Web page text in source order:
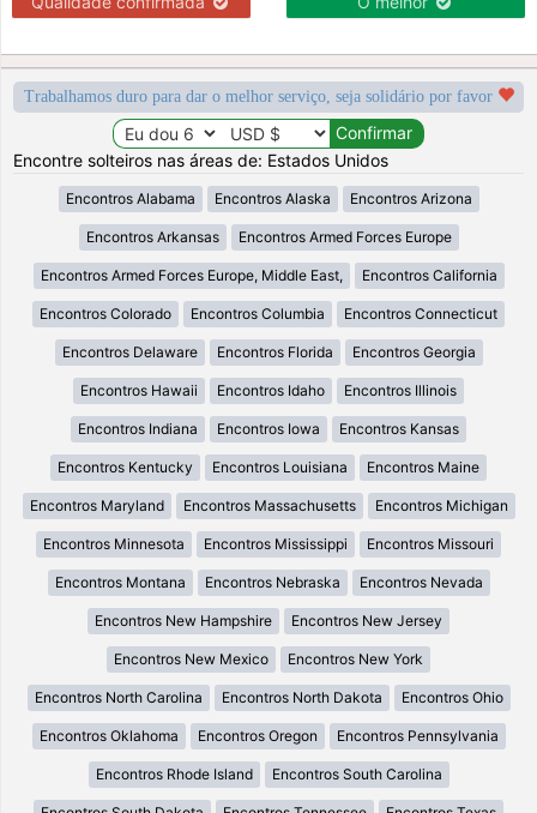
Trabalhamos duro para dar o melhor serviço, seja solidário por favor
Encontre solteiros nas áreas de: Estados Unidos
Encontros Alabama Encontros Alaska Encontros Arizona
Encontros Arkansas Encontros Armed Forces Europe
Encontros Armed Forces Europe, Middle East, Encontros California
Encontros Colorado Encontros Columbia Encontros Connecticut
Encontros Delaware Encontros Florida Encontros Georgia
Encontros Hawaii Encontros Idaho Encontros Illinois
Encontros Indiana Encontros Iowa Encontros Kansas
Encontros Kentucky Encontros Louisiana Encontros Maine
Encontros Maryland Encontros Massachusetts Encontros Michigan
Encontros Minnesota Encontros Mississippi Encontros Missouri
Encontros Montana Encontros Nebraska Encontros Nevada
Encontros New Hampshire Encontros New Jersey
Encontros New Mexico Encontros New York
Encontros North Carolina Encontros North Dakota Encontros Ohio
Encontros Oklahoma Encontros Oregon Encontros Pennsylvania
Encontros Rhode Island Encontros South Carolina